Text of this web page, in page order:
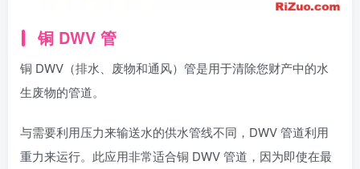
铜 DWV 管
铜 DWV（排水、废物和通风）管是用于清除您财产中的水
生废物的管道。
与需要利用压力来输送水的供水管线不同，DWV 管道利用
重力来运行。此应用非常适合铜 DWV 管道，因为即使在最